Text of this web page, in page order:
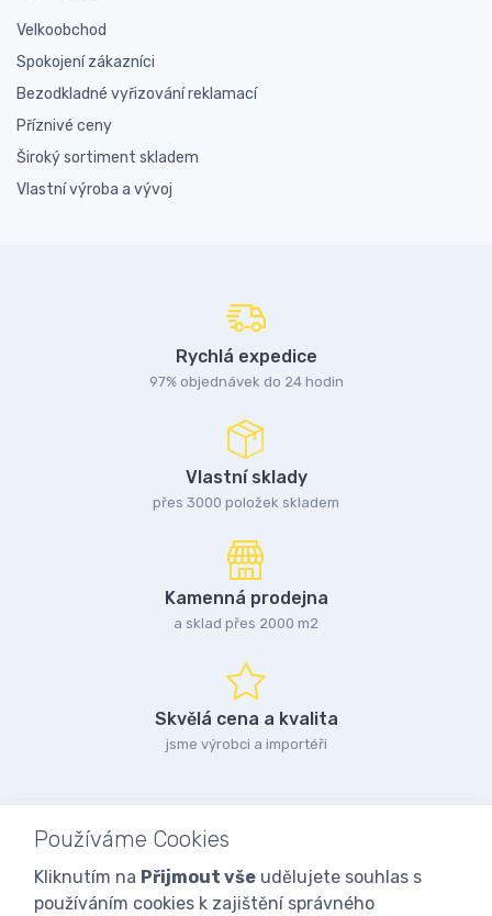
Velkoobchod
Spokojení zákazníci
Bezodkladné vyřizování reklamací
Příznivé ceny
Široký sortiment skladem
Vlastní výroba a vývoj
Rychlá expedice
97% objednávek do 24 hodin
Vlastní sklady
přes 3000 položek skladem
Kamenná prodejna
a sklad přes 2000 m2
Skvělá cena a kvalita
jsme výrobci a importéři
Používáme Cookies
Kliknutím na Přijmout vše udělujete souhlas s
používáním cookies k zajištění správného